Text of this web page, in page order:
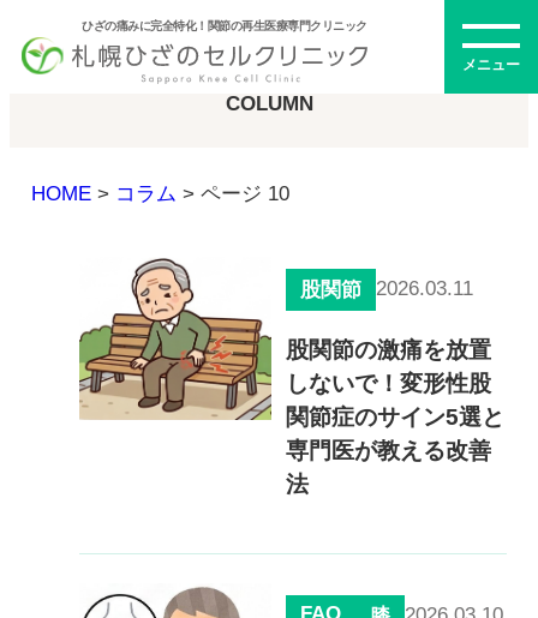
ひざの痛みに完全特化！関節の再生医療専門クリニック
メニュー
メニュー・料金
ひざの再生医療とは
再生医療とは
ドクター紹介
症例
コラム
COLUMN
HOME> コラム > ページ 10
股関節 2026.03.11
股関節の激痛を放置
しないで！変形性股
関節症のサイン5選と
専門医が教える改善
法
FAQ